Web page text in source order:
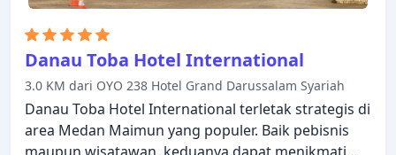
Danau Toba Hotel International
3.0 KM dari OYO 238 Hotel Grand Darussalam Syariah
Danau Toba Hotel International terletak strategis di
area Medan Maimun yang populer. Baik pebisnis
maupun wisatawan, keduanya dapat menikmati